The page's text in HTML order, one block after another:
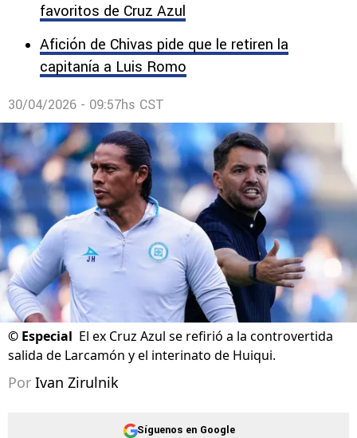
favoritos de Cruz Azul
Afición de Chivas pide que le retiren la
capitanía a Luis Romo
30/04/2026 - 09:57hs CST
© Especial El ex Cruz Azul se refirió a la controvertida
salida de Larcamón y el interinato de Huiqui.
Por Ivan Zirulnik
Síguenos en Google